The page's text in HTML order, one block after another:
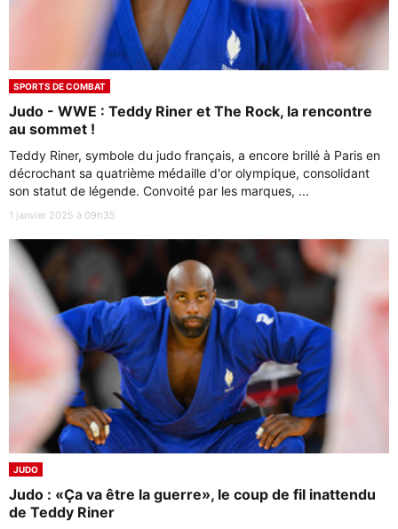
SPORTS DE COMBAT
Judo - WWE : Teddy Riner et The Rock, la rencontre
au sommet !
Teddy Riner, symbole du judo français, a encore brillé à Paris en
décrochant sa quatrième médaille d'or olympique, consolidant
son statut de légende. Convoité par les marques, ...
1 janvier 2025 à 09h35
JUDO
Judo : «Ça va être la guerre», le coup de fil inattendu
de Teddy Riner